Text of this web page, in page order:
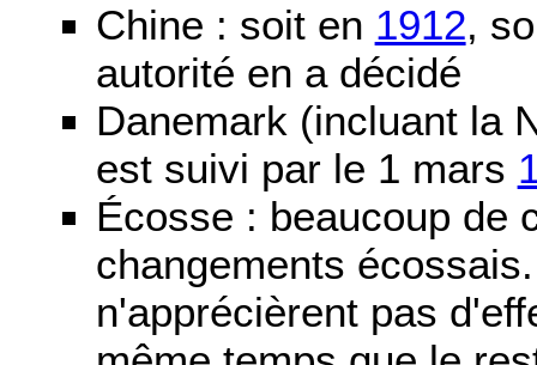
Chine : soit en 1912,
autorité en a décidé
Danemark (incluant la
est suivi par le 1 mars
Écosse : beaucoup de
changements
n'apprécièrent pas